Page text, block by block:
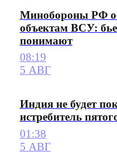
Минобороны РФ
объектам ВСУ:
понимают
08:19
5 АВГ
Индия не будет
истребитель
01:38
5 АВГ